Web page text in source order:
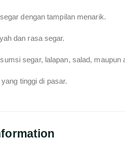
dengan tampilan menarik.
dan rasa segar.
segar, lalapan, salad, maupun
tinggi di pasar.